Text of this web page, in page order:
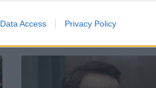
Data Access Privacy Policy
13.09.19, 13:53